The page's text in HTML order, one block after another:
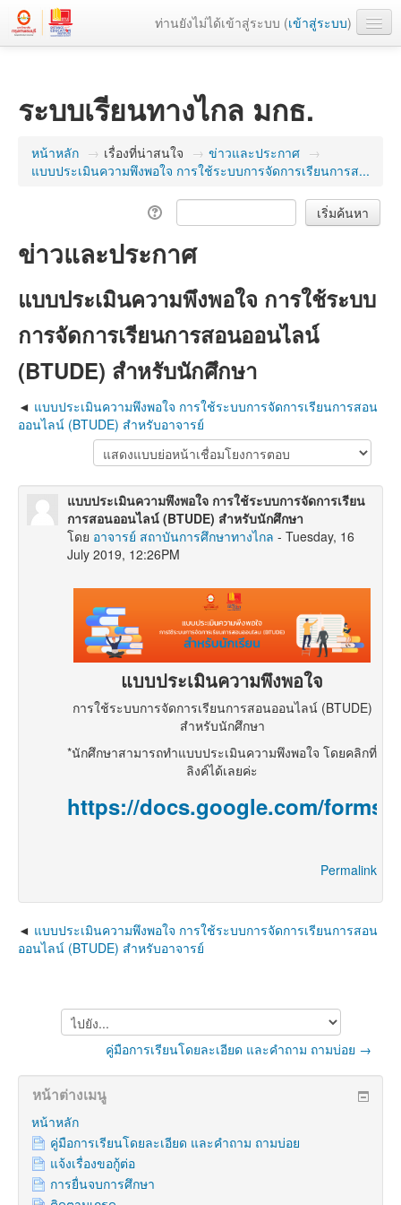
ท่านยังไม่ได้เข้าสู่ระบบ (เข้าสู่ระบบ)
ระบบเรียนทางไกล มกธ.
หน้าหลัก → เรื่องที่น่าสนใจ → ข่าวและประกาศ →
แบบประเมินความพึงพอใจ การใช้ระบบการจัดการเรียนการส...
ข่าวและประกาศ
แบบประเมินความพึงพอใจ การใช้ระบบ
การจัดการเรียนการสอนออนไลน์
(BTUDE) สำหรับนักศึกษา
แบบประเมินความพึงพอใจ การใช้ระบบการจัดการเรียนการสอน
ออนไลน์ (BTUDE) สำหรับอาจารย์
แบบประเมินความพึงพอใจ การใช้ระบบการจัดการเรียน
การสอนออนไลน์ (BTUDE) สำหรับนักศึกษา
โดย อาจารย์ สถาบันการศึกษาทางไกล - Tuesday, 16
July 2019, 12:26PM
แบบประเมินความพึงพอใจ
การใช้ระบบการจัดการเรียนการสอนออนไลน์ (BTUDE)
สำหรับนักศึกษา
*นักศึกษาสามารถทำแบบประเมินความพึงพอใจ โดยคลิกที่
ลิงค์ได้เลยค่ะ
https://docs.google.com/forms/
Permalink
แบบประเมินความพึงพอใจ การใช้ระบบการจัดการเรียนการสอน
ออนไลน์ (BTUDE) สำหรับอาจารย์
ไป
ยัง...
คู่มือการเรียนโดยละเอียด และคำถาม ถามบ่อย →
หน้าต่างเมนู
หน้าหลัก
คู่มือการเรียนโดยละเอียด และคำถาม ถามบ่อย
แจ้งเรื่องขอกู้ต่อ
การยื่นจบการศึกษา